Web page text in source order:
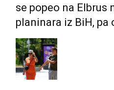
se popeo na Elbrus
planinara iz BiH, pa